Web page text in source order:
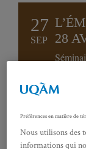
27
SEP
28
Préférences en matière de
Nous utilisons des
informations qui